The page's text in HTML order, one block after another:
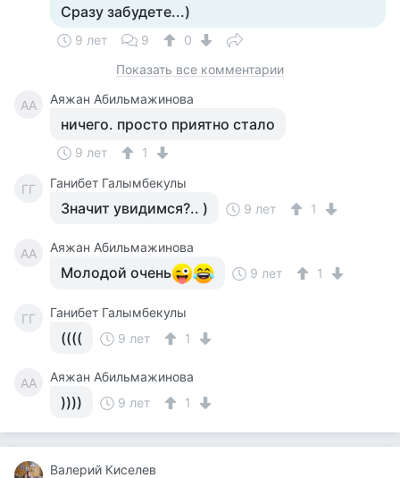
Сразу забудете...)
9 лет 9
0
Показать все комментарии
АА Аяжан Абильмажинова
ничего. просто приятно стало
9 лет 1
ГГ Ганибет Галымбекулы
Значит увидимся?.. ) 9 лет 1
АА Аяжан Абильмажинова
Молодой очень 9 лет 1
ГГ Ганибет Галымбекулы
(((( 9 лет 1
АА Аяжан Абильмажинова
)))) 9 лет 1
Валерий Киселев